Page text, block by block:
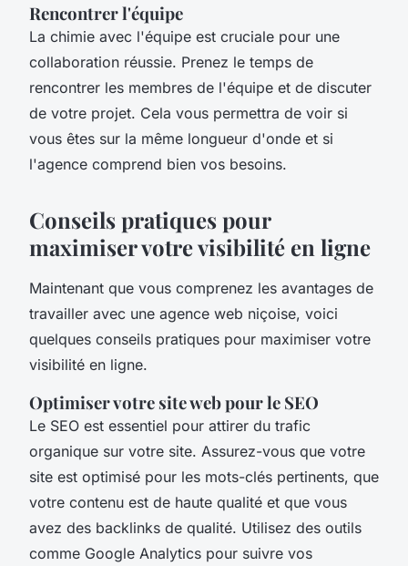
Rencontrer l'équipe
La chimie avec l'équipe est cruciale pour une
collaboration réussie. Prenez le temps de
rencontrer les membres de l'équipe et de discuter
de votre projet. Cela vous permettra de voir si
vous êtes sur la même longueur d'onde et si
l'agence comprend bien vos besoins.
Conseils pratiques pour
maximiser votre visibilité en ligne
Maintenant que vous comprenez les avantages de
travailler avec une agence web niçoise, voici
quelques conseils pratiques pour maximiser votre
visibilité en ligne.
Optimiser votre site web pour le SEO
Le SEO est essentiel pour attirer du trafic
organique sur votre site. Assurez-vous que votre
site est optimisé pour les mots-clés pertinents, que
votre contenu est de haute qualité et que vous
avez des backlinks de qualité. Utilisez des outils
comme Google Analytics pour suivre vos